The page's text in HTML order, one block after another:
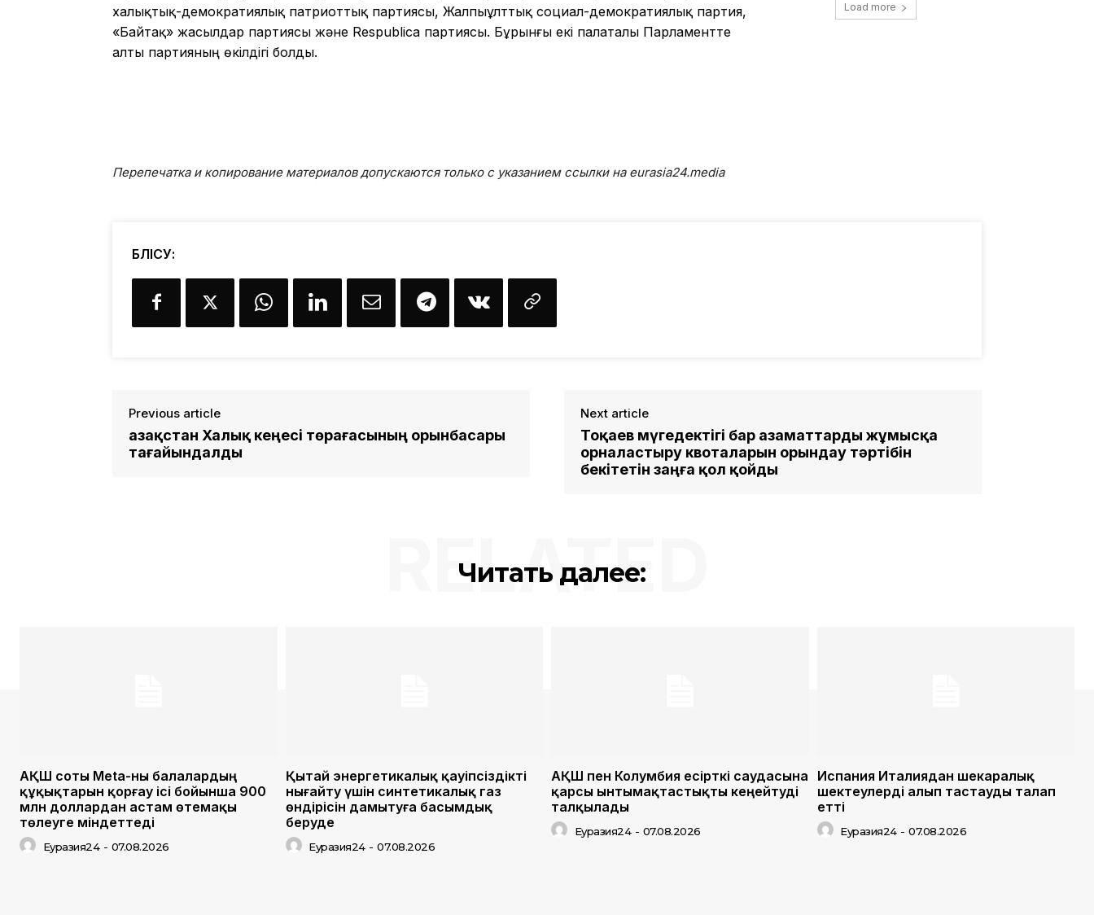
халықтық-демократиялық патриоттық партиясы, Жалпыұлттық социал-демократиялық партия,
«Байтақ» жасылдар партиясы және Respublica партиясы. Бұрынғы екі палаталы Парламентте
алты партияның өкілдігі болды.
Load more
Перепечатка и копирование материалов допускаются только с указанием ссылки на eurasia24.media
БӨЛІСУ:
Previous article
Қазақстан Халық кеңесі төрағасының орынбасары
тағайындалды
Next article
Тоқаев мүгедектігі бар азаматтарды жұмысқа
орналастыру квоталарын орындау тәртібін
бекітетін заңға қол қойды
Читать далее:
RELATED
АҚШ соты Meta-ны балалардың
құқықтарын қорғау ісі бойынша 900
млн доллардан астам өтемақы
төлеуге міндеттеді
Еуразия24 - 07.08.2026
Қытай энергетикалық қауіпсіздікті
нығайту үшін синтетикалық газ
өндірісін дамытуға басымдық
беруде
Еуразия24 - 07.08.2026
АҚШ пен Колумбия есірткі саудасына
қарсы ынтымақтастықты кеңейтуді
талқылады
Еуразия24 - 07.08.2026
Испания Италиядан шекаралық
шектеулерді алып тастауды талап
етті
Еуразия24 - 07.08.2026